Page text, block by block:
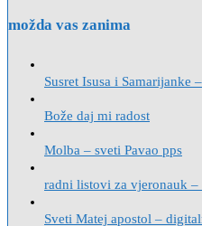
možda vas zanima
Susret Isusa i Samarijanke
Bože daj mi radost
Molba – sveti Pavao pps
radni listovi za vjeronauk –
Sveti Matej apostol –